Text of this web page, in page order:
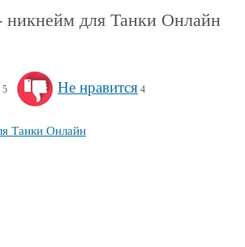
для Танки Онлайн
5 Не нравится 4
Танки Онлайн